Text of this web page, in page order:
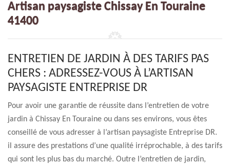
Artisan paysagiste Chissay En Touraine
41400
ENTRETIEN DE JARDIN À DES TARIFS PAS
CHERS : ADRESSEZ-VOUS À L’ARTISAN
PAYSAGISTE ENTREPRISE DR
Pour avoir une garantie de réussite dans l’entretien de votre
jardin à Chissay En Touraine ou dans ses environs, vous êtes
conseillé de vous adresser à l’artisan paysagiste Entreprise DR.
il assure des prestations d’une qualité irréprochable, à des tarifs
qui sont les plus bas du marché. Outre l’entretien de jardin,